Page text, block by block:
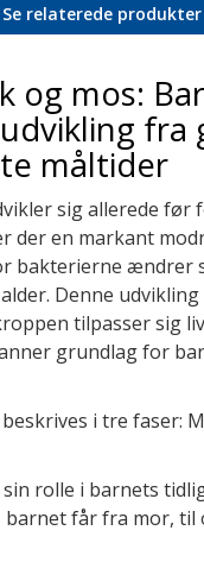
Se relaterede produkter
og mos:
fra
måltider
sig allerede før
der en markant
bakterierne ændrer
Denne
tilpasser sig
grundlag for
i tre faser:
rolle i barnets
får fra mor, til